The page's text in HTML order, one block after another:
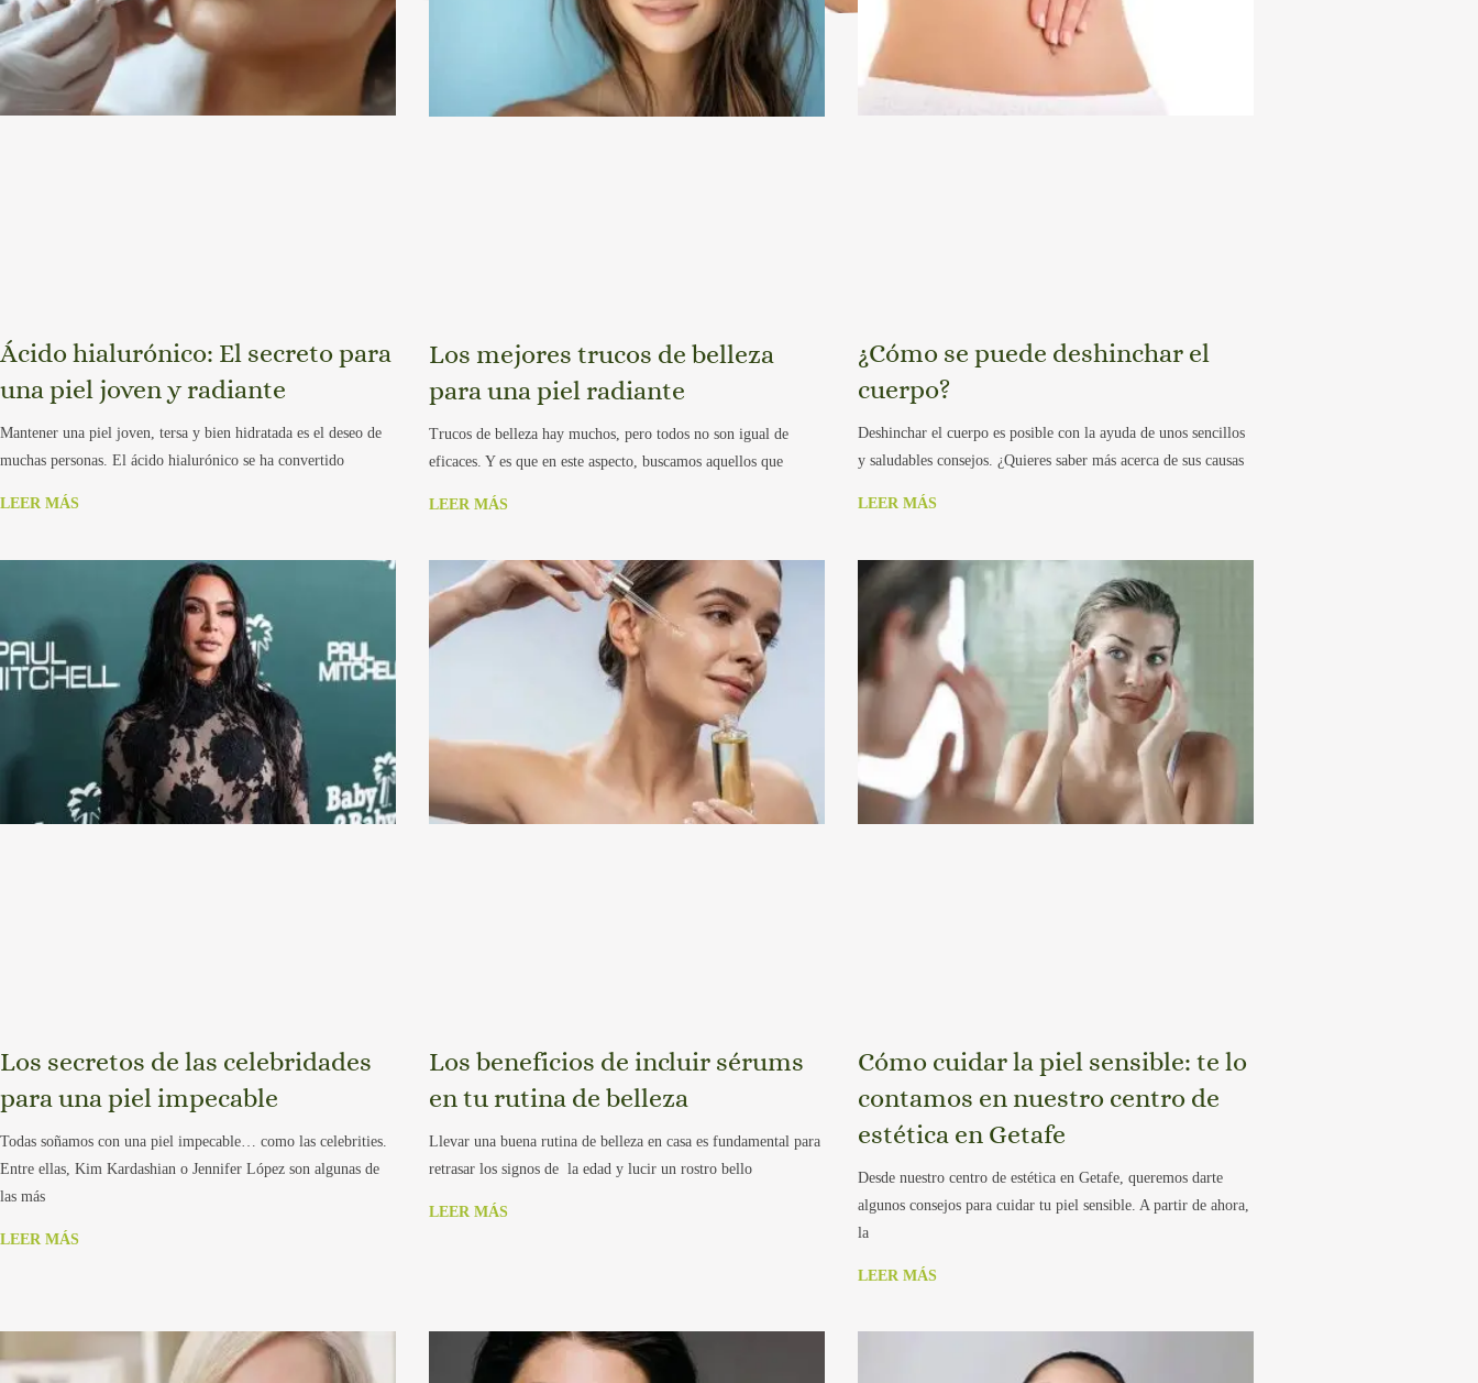
Ácido hialurónico: El secreto para
una piel joven y radiante
Mantener una piel joven, tersa y bien hidratada es el deseo de
muchas personas. El ácido hialurónico se ha convertido
LEER MÁS
Los mejores trucos de belleza
para una piel radiante
Trucos de belleza hay muchos, pero todos no son igual de
eficaces. Y es que en este aspecto, buscamos aquellos que
LEER MÁS
¿Cómo se puede deshinchar el
cuerpo?
Deshinchar el cuerpo es posible con la ayuda de unos sencillos
y saludables consejos. ¿Quieres saber más acerca de sus causas
LEER MÁS
Los secretos de las celebridades
para una piel impecable
Todas soñamos con una piel impecable… como las celebrities.
Entre ellas, Kim Kardashian o Jennifer López son algunas de
las más
LEER MÁS
Los beneficios de incluir sérums
en tu rutina de belleza
Llevar una buena rutina de belleza en casa es fundamental para
retrasar los signos de la edad y lucir un rostro bello
LEER MÁS
Cómo cuidar la piel sensible: te lo
contamos en nuestro centro de
estética en Getafe
Desde nuestro centro de estética en Getafe, queremos darte
algunos consejos para cuidar tu piel sensible. A partir de ahora,
la
LEER MÁS